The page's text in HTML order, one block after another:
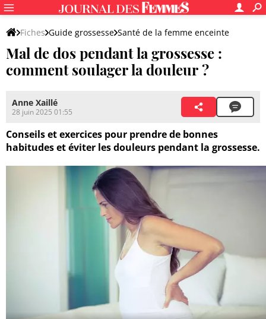
Fiches Guide grossesse Santé de la femme enceinte
Questions et petits maux de la grossesse
Mal de dos pendant la grossesse :
comment soulager la douleur ?
Anne Xaillé
28 juin 2025 01:55
Conseils et exercices pour prendre de bonnes
habitudes et éviter les douleurs pendant la grossesse.